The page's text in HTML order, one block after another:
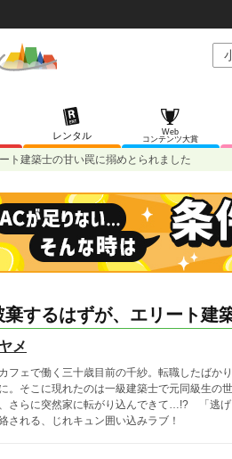
レンタル
Web
コンテンツ大賞
ト建築士の甘い罠に搦めとられました
棄するはずが、エリート建
メ
フェで働く三十歳目前の千紗。転職したばか
。そこに現れたのは一級建築士で元同級生
さらに突然家に転がり込んできて…!? 「逃
される、じれキュン囲い込みラブ！